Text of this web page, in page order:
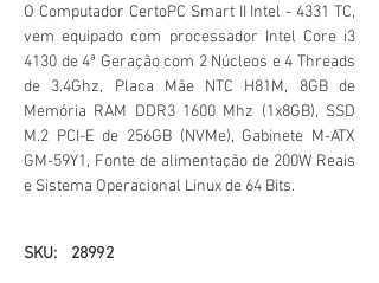
O Computador CertoPC Smart II Intel - 4331 TC,
vem equipado com processador Intel Core i3
4130 de 4ª Geração com 2 Núcleos e 4 Threads
de 3.4Ghz, Placa Mãe NTC H81M, 8GB de
Memória RAM DDR3 1600 Mhz (1x8GB), SSD
M.2 PCI-E de 256GB (NVMe), Gabinete M-ATX
GM-59Y1, Fonte de alimentação de 200W Reais
e Sistema Operacional Linux de 64 Bits.
SKU: 28992